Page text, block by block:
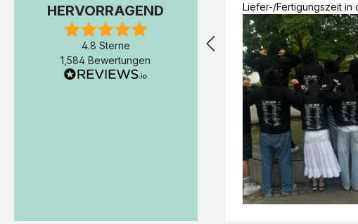
HERVORRAGEND
4.8 Sterne
1,584 Bewertungen
Liefer-/Fertigungszeit in
wäre hilfreich. Die
Werktage (inkl.
Express-Produktion),
erfolgte schon am Tag
Fertigstellung der